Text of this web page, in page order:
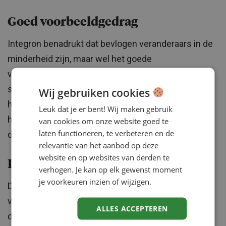
Goed voorbeeldgedrag
Integron benadrukt dat bevlogen veranderaars in de
minderheid zijn, maar wel het goede
voorbeeldgedrag laten zien. “Het loslaten van oude
succesformules, het afzetten van oogkleppen en
het stimuleren van een open en enthousiaste
houding ten aanzien van veranderingen behoort
daartoe”, aldus de onderzoekers.
Duidelijke keuzes
De allerbelangrijkste factor om veranderkracht te
vergroten is volgens Integron het maken van
duidelijke keuzes wat visie en ambities betreft.
Wij gebruiken cookies
Leuk dat je er bent! Wij maken gebruik
van cookies om onze website goed te
laten functioneren, te verbeteren en de
relevantie van het aanbod op deze
website en op websites van derden te
verhogen. Je kan op elk gewenst moment
je voorkeuren inzien of wijzigen.
ALLES ACCEPTEREN